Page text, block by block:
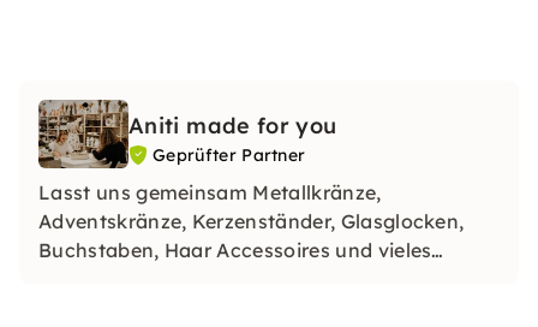
Aniti made for you
Geprüfter Partner
Lasst uns gemeinsam Metallkränze,
Adventskränze, Kerzenständer, Glasglocken,
Buchstaben, Haar Accessoires und vieles